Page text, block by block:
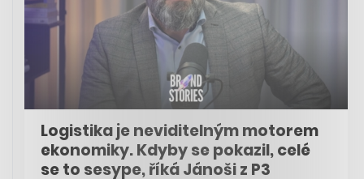
Logistika je neviditelným motorem
ekonomiky. Kdyby se pokazil, celé
se to sesype, říká Jánoši z P3